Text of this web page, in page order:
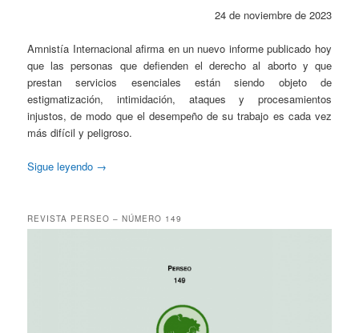
24 de noviembre de 2023
Amnistía Internacional afirma en un nuevo informe publicado hoy
que las personas que defienden el derecho al aborto y que
prestan servicios esenciales están siendo objeto de
estigmatización, intimidación, ataques y procesamientos
injustos, de modo que el desempeño de su trabajo es cada vez
más difícil y peligroso.
Sigue leyendo →
REVISTA PERSEO – NÚMERO 149